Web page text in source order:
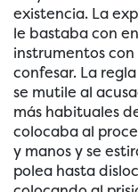
existencia. La
le bastaba con
instrumentos
confesar. La
se mutile al
más habituales
colocaba al
y manos y se
polea hasta